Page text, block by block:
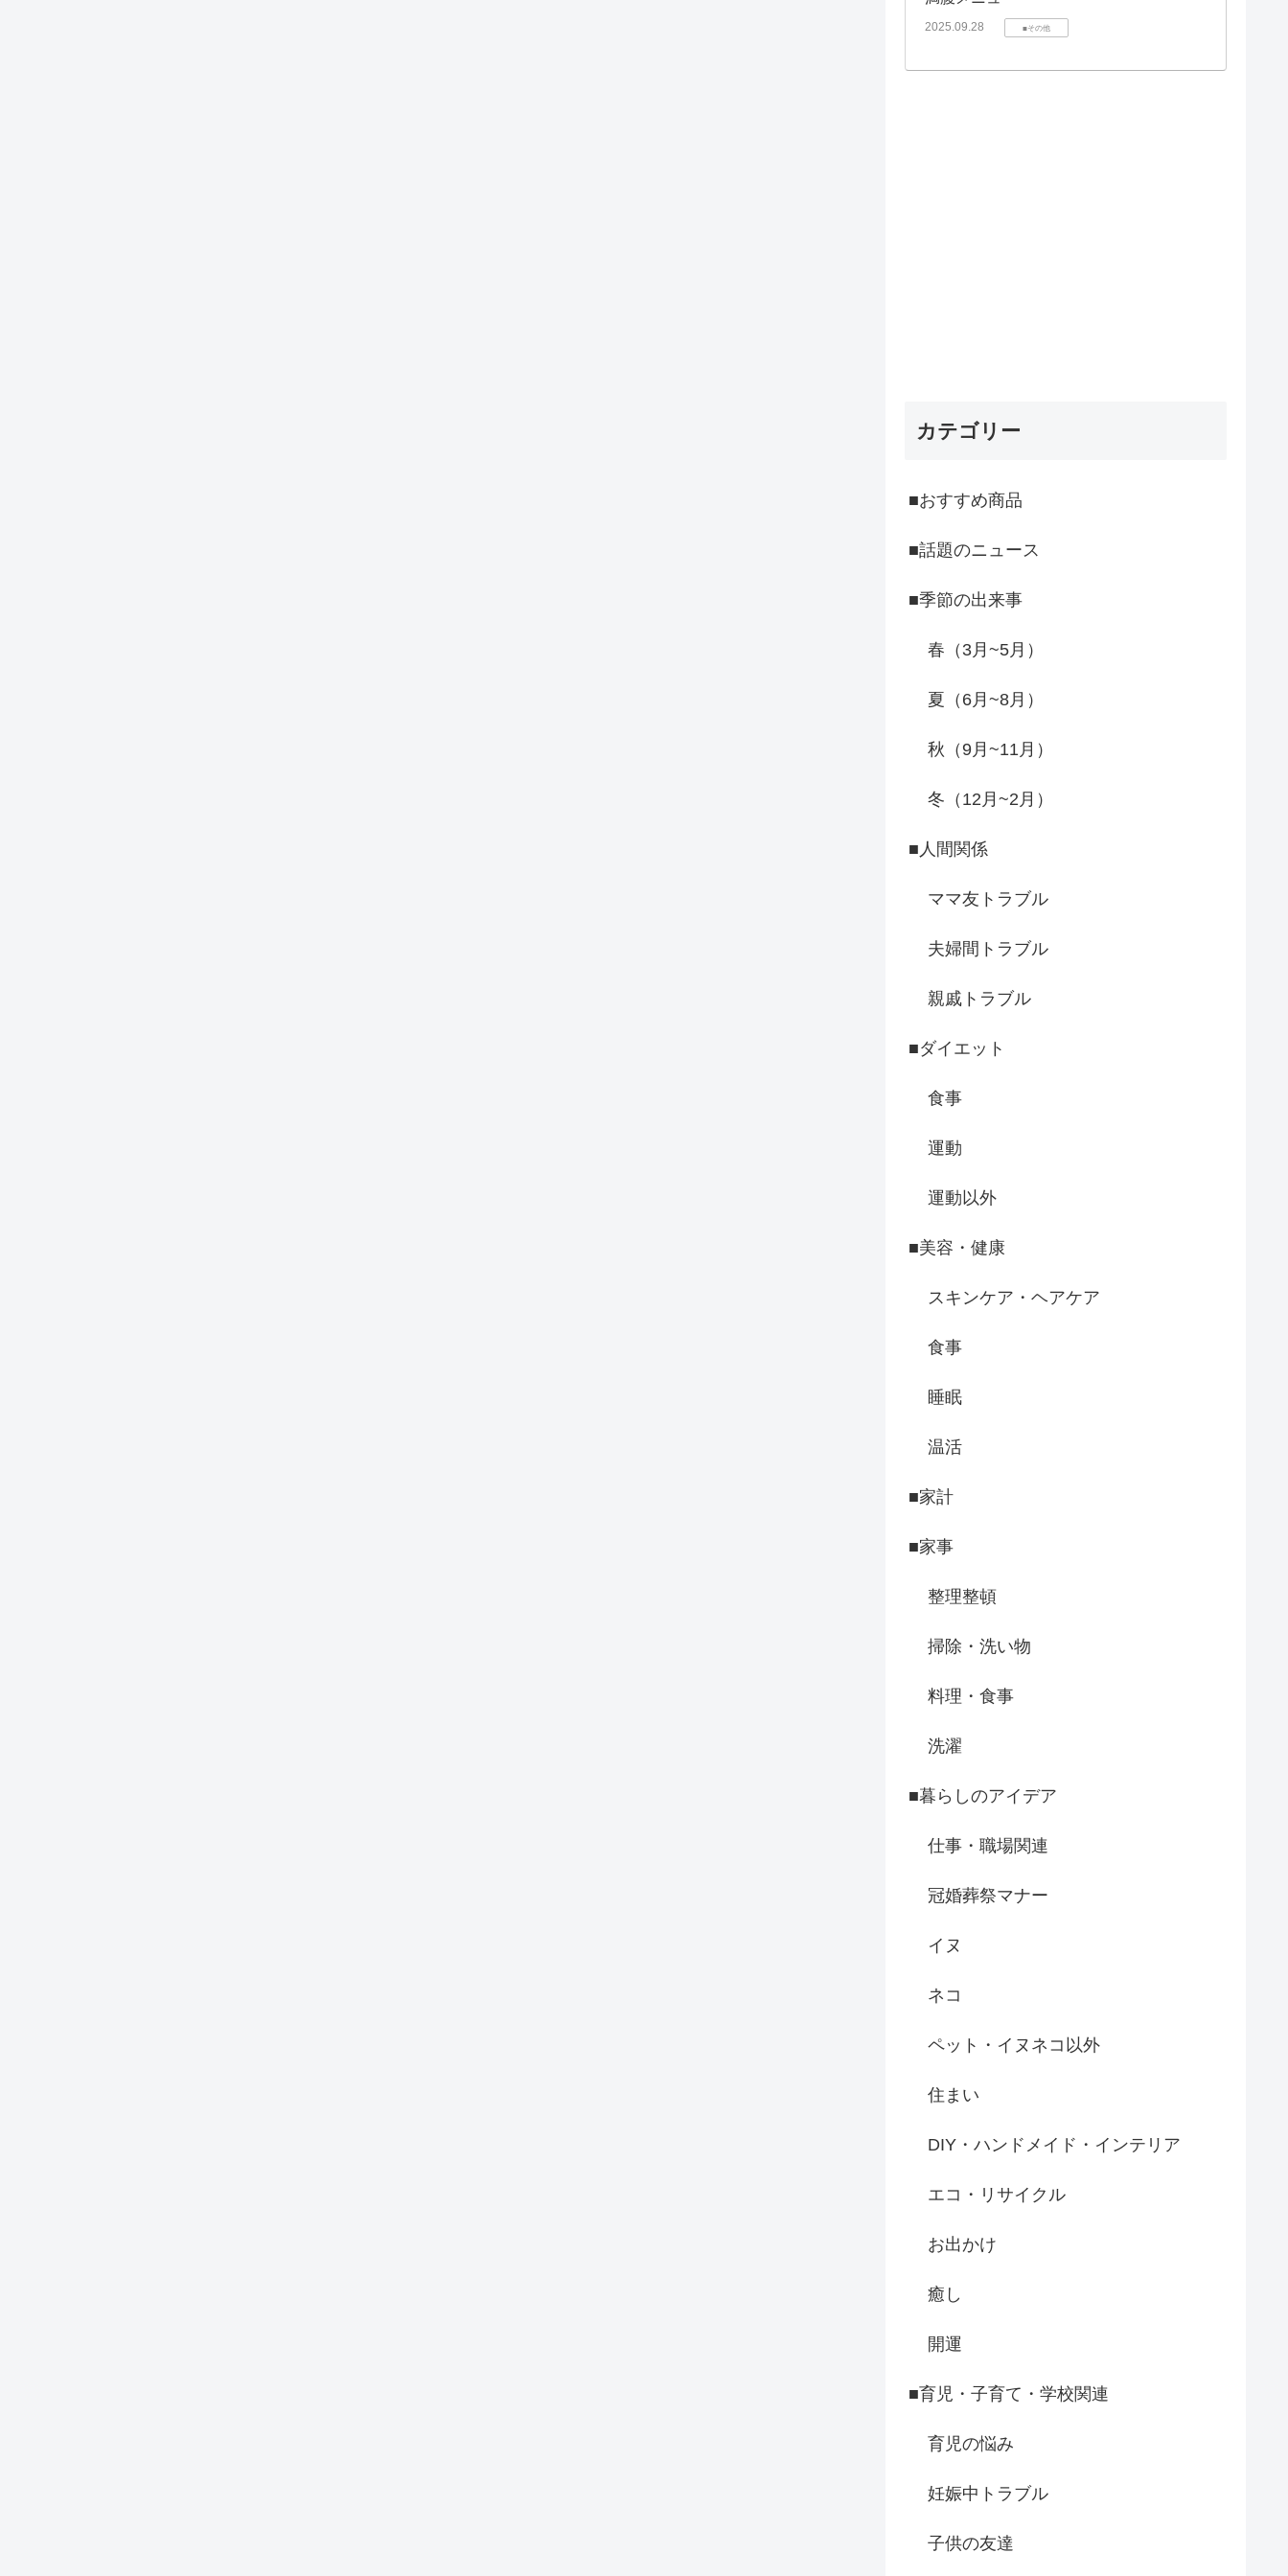
2025.09.28 ■その他
カテゴリー
■おすすめ商品
■話題のニュース
■季節の出来事
春（3月~5月）
夏（6月~8月）
秋（9月~11月）
冬（12月~2月）
■人間関係
ママ友トラブル
夫婦間トラブル
親戚トラブル
■ダイエット
食事
運動
運動以外
■美容・健康
スキンケア・ヘアケア
食事
睡眠
温活
■家計
■家事
整理整頓
掃除・洗い物
料理・食事
洗濯
■暮らしのアイデア
仕事・職場関連
冠婚葬祭マナー
イヌ
ネコ
ペット・イヌネコ以外
住まい
DIY・ハンドメイド・インテリア
エコ・リサイクル
お出かけ
癒し
開運
■育児・子育て・学校関連
育児の悩み
妊娠中トラブル
子供の友達